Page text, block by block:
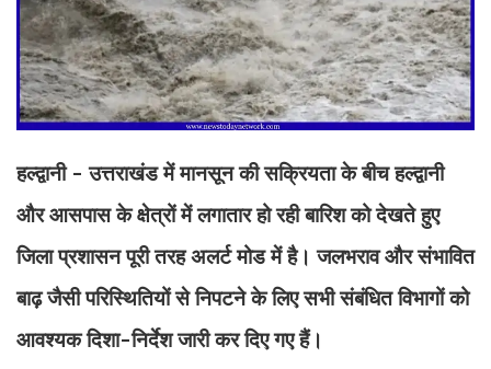
हल्द्वानी - उत्तराखंड में मानसून की सक्रियता के बीच हल्द्वानी
और आसपास के क्षेत्रों में लगातार हो रही बारिश को देखते हुए
जिला प्रशासन पूरी तरह अलर्ट मोड में है। जलभराव और संभावित
बाढ़ जैसी परिस्थितियों से निपटने के लिए सभी संबंधित विभागों को
आवश्यक दिशा-निर्देश जारी कर दिए गए हैं।